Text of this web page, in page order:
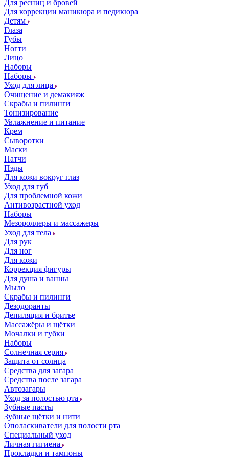
Для ресниц и бровей
Для коррекции маникюра и педикюра
Детям
Глаза
Губы
Ногти
Лицо
Наборы
Наборы
Уход для лица
Очищение и демакияж
Скрабы и пилинги
Тонизирование
Увлажнение и питание
Крем
Сыворотки
Маски
Патчи
Пэды
Для кожи вокруг глаз
Уход для губ
Для проблемной кожи
Антивозрастной уход
Наборы
Мезороллеры и массажеры
Уход для тела
Для рук
Для ног
Для кожи
Коррекция фигуры
Для душа и ванны
Мыло
Скрабы и пилинги
Дезодоранты
Депиляция и бритье
Массажёры и щётки
Мочалки и губки
Наборы
Солнечная серия
Защита от солнца
Средства для загара
Средства после загара
Автозагары
Уход за полостью рта
Зубные пасты
Зубные щётки и нити
Ополаскиватели для полости рта
Специальный уход
Личная гигиена
Прокладки и тампоны